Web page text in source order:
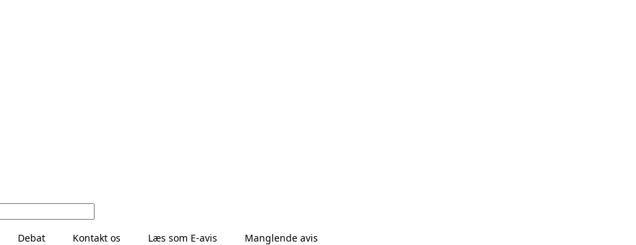
Debat Kontakt os Læs som E-avis Manglende avis